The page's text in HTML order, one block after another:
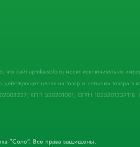
что сайт apteka-solo.ru носит исключительно
ценах на товар и наличии товара в
КПП 520201001; ОГРН 1025201339118.
"Соло". Все права защищены.